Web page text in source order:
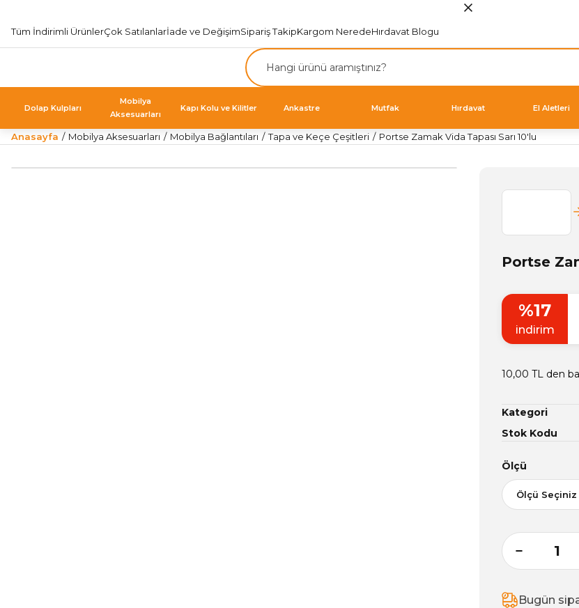
Tüm İndirimli ÜrünlerÇok Satılanlarİade ve DeğişimSipariş TakipKargom NeredeHırdavat Blogu
Dolap Kulpları
Mobilya
Aksesuarları
Kapı Kolu ve Kilitler Ankastre Mutfak Hırdavat El Aletleri
Anasayfa Mobilya Aksesuarları Mobilya Bağlantıları Tapa ve Keçe Çeşitleri Portse Zamak Vida Tapası Sarı 10'lu
Portse
%17
indirim
10,00 TL den
Kategori
Stok Kodu
Ölçü
Bugün